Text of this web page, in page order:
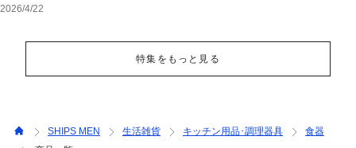
2026/4/22
特集をもっと見る
SHIPS MEN 生活雑貨 キッチン用品･調理器具
食器